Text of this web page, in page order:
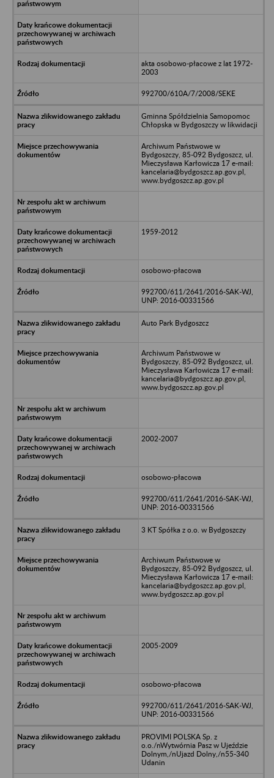
akta osobowo-płacowe z lat 1972-
2003
992700/610A/7/2008/SEKE
Gminna Spółdzielnia Samopomoc
Chłopska w Bydgoszczy w likwidacji
Archiwum Państwowe w
Bydgoszczy, 85-092 Bydgoszcz, ul.
Mieczysława Karłowicza 17 e-mail:
kancelaria@bydgoszcz.ap.gov.pl,
www.bydgoszcz.ap.gov.pl
1959-2012
osobowo-płacowa
992700/611/2641/2016-SAK-WJ,
UNP: 2016-00331566
Auto Park Bydgoszcz
Archiwum Państwowe w
Bydgoszczy, 85-092 Bydgoszcz, ul.
Mieczysława Karłowicza 17 e-mail:
kancelaria@bydgoszcz.ap.gov.pl,
www.bydgoszcz.ap.gov.pl
2002-2007
osobowo-płacowa
992700/611/2641/2016-SAK-WJ,
UNP: 2016-00331566
3 KT Spółka z o.o. w Bydgoszczy
Archiwum Państwowe w
Bydgoszczy, 85-092 Bydgoszcz, ul.
Mieczysława Karłowicza 17 e-mail:
kancelaria@bydgoszcz.ap.gov.pl,
www.bydgoszcz.ap.gov.pl
2005-2009
osobowo-płacowa
992700/611/2641/2016-SAK-WJ,
UNP: 2016-00331566
PROVIMI POLSKA Sp. z
o.o./nWytwórnia Pasz w Ujeździe
Dolnym,/nUjazd Dolny,/n55-340
Udanin